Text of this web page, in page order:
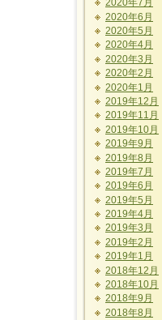
2020年7月
2020年6月
2020年5月
2020年4月
2020年3月
2020年2月
2020年1月
2019年12月
2019年11月
2019年10月
2019年9月
2019年8月
2019年7月
2019年6月
2019年5月
2019年4月
2019年3月
2019年2月
2019年1月
2018年12月
2018年10月
2018年9月
2018年8月